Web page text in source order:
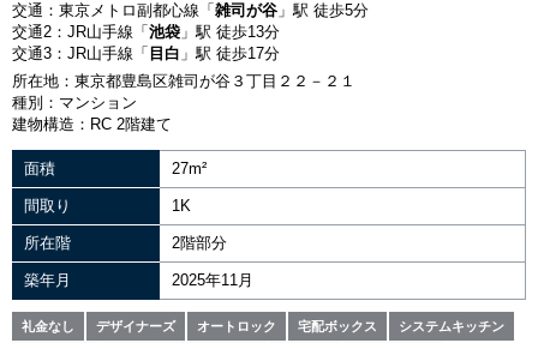
交通：東京メトロ副都心線「 雑司が谷 」駅 徒歩5分
交通2：JR山手線「 池袋 」駅 徒歩13分
交通3：JR山手線「 目白 」駅 徒歩17分
所在地：東京都豊島区雑司が谷３丁目２２－２１
種別：マンション
建物構造：RC 2階建て
面積 27m²
間取り 1K
所在階 2階部分
築年月 2025年11月
礼金なし デザイナーズ オートロック 宅配ボックス システムキッチン